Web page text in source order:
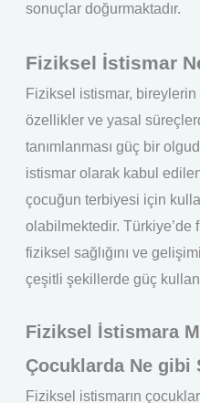
sonuçlar doğurmaktadır.
Fiziksel İstismar
Fiziksel istismar,
özellikler ve yasal
tanımlanması güç bir
istismar olarak kabul
çocuğun terbiyesi için
olabilmektedir. Türkiye’de
fiziksel sağlığını ve
çeşitli şekillerde güç
Fiziksel İstismara
Çocuklarda Ne gibi
Fiziksel istismarın